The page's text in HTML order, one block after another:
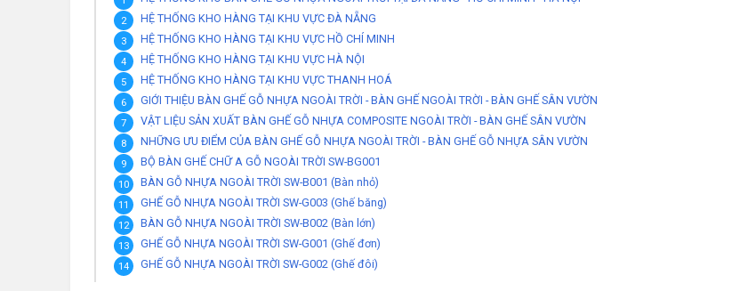
HỆ THỐNG KHO HÀNG TẠI KHU VỰC ĐÀ NẴNG
HỆ THỐNG KHO HÀNG TẠI KHU VỰC HỒ CHÍ MINH
HỆ THỐNG KHO HÀNG TẠI KHU VỰC HÀ NỘI
HỆ THỐNG KHO HÀNG TẠI KHU VỰC THANH HOÁ
GIỚI THIỆU BÀN GHẾ GỖ NHỰA NGOÀI TRỜI - BÀN GHẾ NGOÀI TRỜI - BÀN GHẾ SÂN VƯỜN
VẬT LIỆU SẢN XUẤT BÀN GHẾ GỖ NHỰA COMPOSITE NGOÀI TRỜI - BÀN GHẾ SÂN VƯỜN
NHỮNG ƯU ĐIỂM CỦA BÀN GHẾ GỖ NHỰA NGOÀI TRỜI - BÀN GHẾ GỖ NHỰA SÂN VƯỜN
BỘ BÀN GHẾ CHỮ A GỖ NGOÀI TRỜI SW-BG001
BÀN GỖ NHỰA NGOÀI TRỜI SW-B001 (Bàn nhỏ)
GHẾ GỖ NHỰA NGOÀI TRỜI SW-G003 (Ghế băng)
BÀN GỖ NHỰA NGOÀI TRỜI SW-B002 (Bàn lớn)
GHẾ GỖ NHỰA NGOÀI TRỜI SW-G001 (Ghế đơn)
GHẾ GỖ NHỰA NGOÀI TRỜI SW-G002 (Ghế đôi)